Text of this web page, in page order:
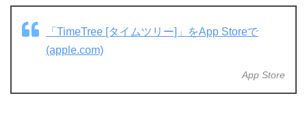
‎「TimeTree [タイムツリー]」をApp Storeで
(apple.com)
App Store